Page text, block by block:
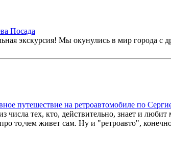
Посада
экскурсия! Мы окунулись в мир города
путешествие на ретроавтомобиле по
числа тех, кто, действительно, знает и
то,чем живет сам. Ну и "ретроавто",